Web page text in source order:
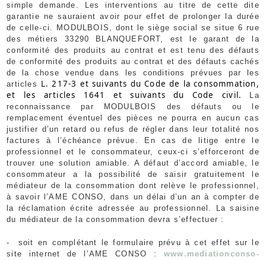
simple demande. Les interventions au titre de cette dite
garantie ne sauraient avoir pour effet de prolonger la durée
de celle-ci. MODULBOIS, dont le siège social se situe 6 rue
des métiers 33290 BLANQUEFORT, est le garant de la
conformité des produits au contrat et est tenu des défauts
de conformité des produits au contrat et des défauts cachés
de la chose vendue dans les conditions prévues par les
articles L. 217-3 et suivants du Code de la consommation,
et les articles 1641 et suivants du Code civil.
La
reconnaissance par MODULBOIS des défauts ou le
remplacement éventuel des pièces ne pourra en aucun cas
justifier d’un retard ou refus de régler dans leur totalité nos
factures à l’échéance prévue. En cas de litige entre le
professionnel et le consommateur, ceux-ci s’efforceront de
trouver une solution amiable. A défaut d’accord amiable, le
consommateur a la possibilité de saisir gratuitement le
médiateur de la consommation dont relève le professionnel,
à savoir l’AME CONSO, dans un délai d’un an à compter de
la réclamation écrite adressée au professionnel. La saisine
du médiateur de la consommation devra s’effectuer :
- soit en complétant le formulaire prévu à cet effet sur le
site internet de l’AME CONSO : www.mediationconso-